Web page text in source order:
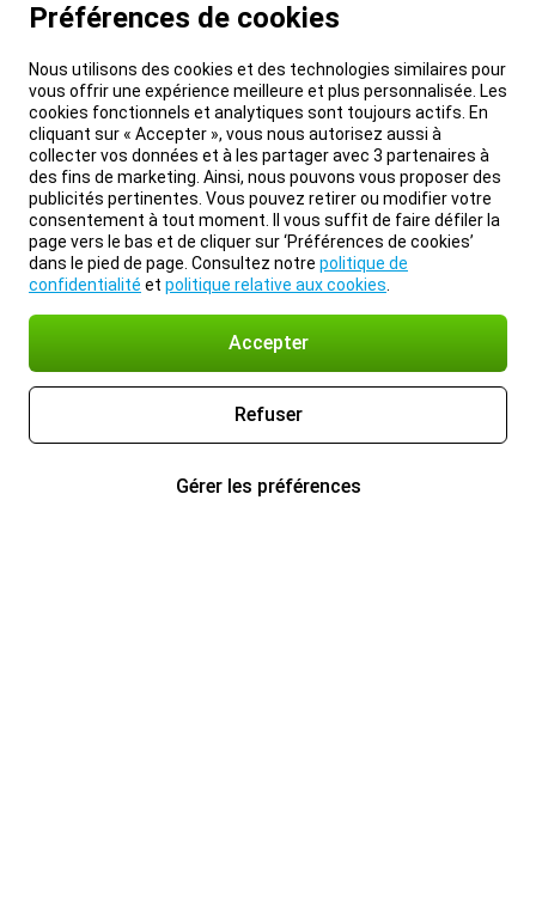
Préférences de cookies
Nous utilisons des cookies et des technologies similaires pour
vous offrir une expérience meilleure et plus personnalisée. Les
cookies fonctionnels et analytiques sont toujours actifs. En
cliquant sur « Accepter », vous nous autorisez aussi à
collecter vos données et à les partager avec 3 partenaires à
des fins de marketing. Ainsi, nous pouvons vous proposer des
publicités pertinentes. Vous pouvez retirer ou modifier votre
consentement à tout moment. Il vous suffit de faire défiler la
page vers le bas et de cliquer sur ‘Préférences de cookies’
dans le pied de page. Consultez notre politique de
confidentialité et politique relative aux cookies
Accepter
Refuser
Gérer les préférences